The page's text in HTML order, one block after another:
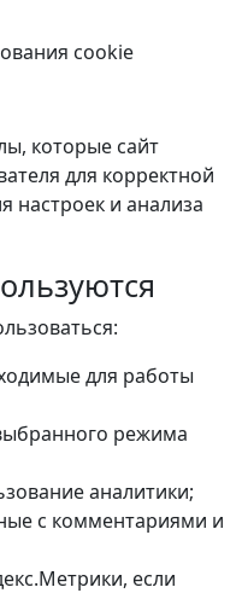
cookie
которые сайт
для корректной
настроек и анализа
для работы
режима
аналитики;
с комментариями и
если